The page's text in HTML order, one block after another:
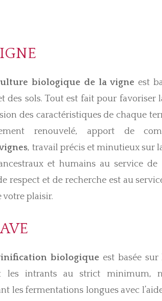
biologique de la vigne est
des sols. Tout est fait pour favoriser
des caractéristiques de chaque
renouvelé, apport de
, travail précis et minutieux sur
et humains au service
respect et de recherche est au
votre plaisir.
biologique est basée sur
les intrants au strict minimum,
les fermentations longues avec